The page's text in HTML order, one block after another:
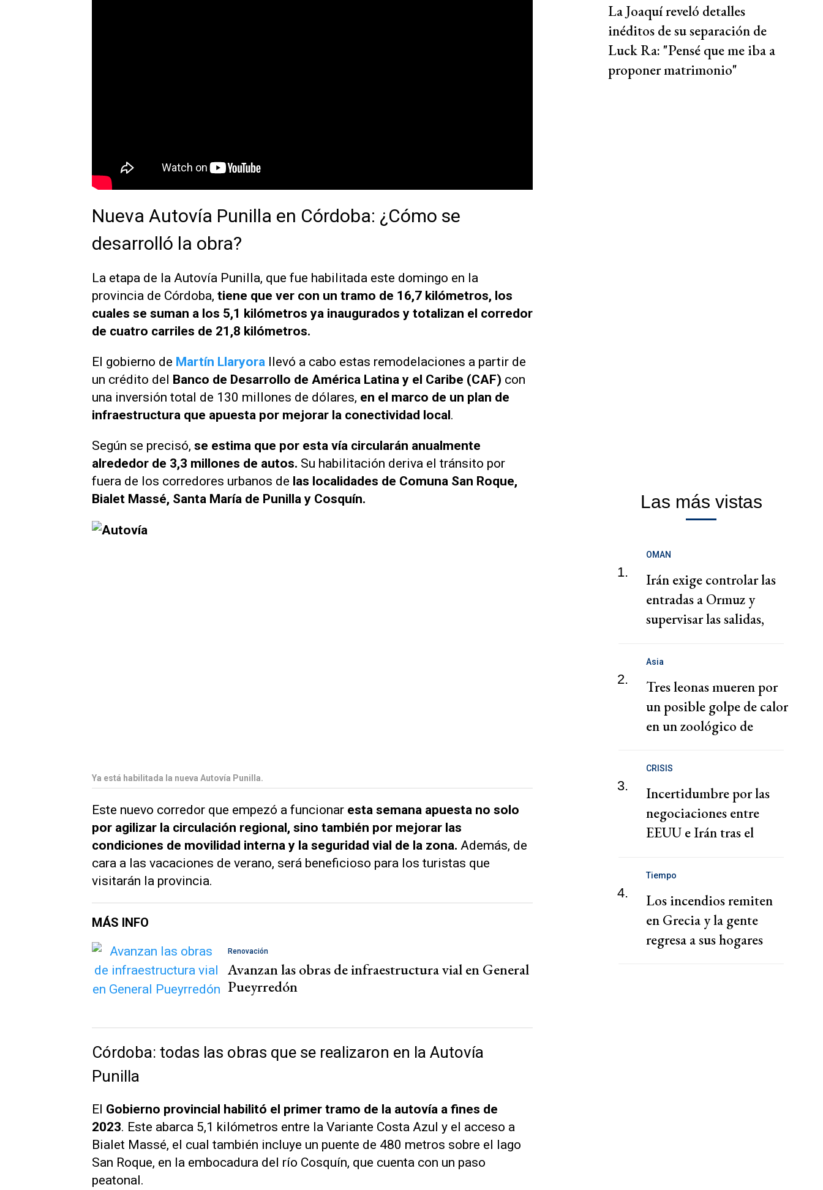
Nueva Autovía Punilla en Córdoba: ¿Cómo se
desarrolló la obra?
La etapa de la Autovía Punilla, que fue habilitada este domingo en la
provincia de Córdoba, tiene que ver con un tramo de 16,7 kilómetros, los
cuales se suman a los 5,1 kilómetros ya inaugurados y totalizan el corredor
de cuatro carriles de 21,8 kilómetros.
El gobierno de Martín Llaryora llevó a cabo estas remodelaciones a partir de
un crédito del Banco de Desarrollo de América Latina y el Caribe (CAF) con
una inversión total de 130 millones de dólares, en el marco de un plan de
infraestructura que apuesta por mejorar la conectividad local.
Según se precisó, se estima que por esta vía circularán anualmente
alrededor de 3,3 millones de autos. Su habilitación deriva el tránsito por
fuera de los corredores urbanos de las localidades de Comuna San Roque,
Bialet Massé, Santa María de Punilla y Cosquín.
Ya está habilitada la nueva Autovía Punilla.
Este nuevo corredor que empezó a funcionar esta semana apuesta no solo
por agilizar la circulación regional, sino también por mejorar las
condiciones de movilidad interna y la seguridad vial de la zona. Además, de
cara a las vacaciones de verano, será beneficioso para los turistas que
visitarán la provincia.
MÁS INFO
Renovación
Avanzan las obras de infraestructura vial en General
Pueyrredón
Córdoba: todas las obras que se realizaron en la Autovía
Punilla
El Gobierno provincial habilitó el primer tramo de la autovía a fines de
2023. Este abarca 5,1 kilómetros entre la Variante Costa Azul y el acceso a
Bialet Massé, el cual también incluye un puente de 480 metros sobre el lago
San Roque, en la embocadura del río Cosquín, que cuenta con un paso
peatonal.
La Joaquí reveló detalles
inéditos de su separación de
Luck Ra: "Pensé que me iba a
proponer matrimonio"
Las más vistas
1.
OMAN
Irán exige controlar las
entradas a Ormuz y
supervisar las salidas,
2.
Asia
Tres leonas mueren por
un posible golpe de calor
en un zoológico de
3.
CRISIS
Incertidumbre por las
negociaciones entre
EEUU e Irán tras el
4.
Tiempo
Los incendios remiten
en Grecia y la gente
regresa a sus hogares